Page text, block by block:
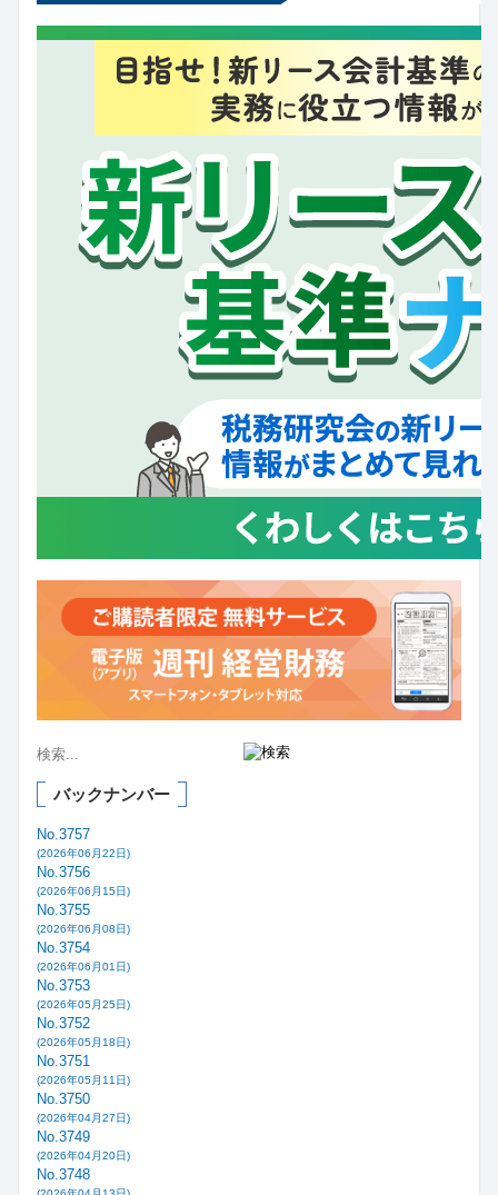
バックナンバー
No.3757
(2026年06月22日)
No.3756
(2026年06月15日)
No.3755
(2026年06月08日)
No.3754
(2026年06月01日)
No.3753
(2026年05月25日)
No.3752
(2026年05月18日)
No.3751
(2026年05月11日)
No.3750
(2026年04月27日)
No.3749
(2026年04月20日)
No.3748